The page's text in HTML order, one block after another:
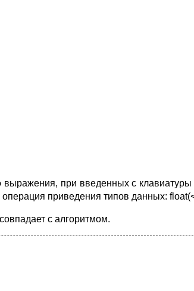
при введенных с
приведения типов данных:
с алгоритмом.